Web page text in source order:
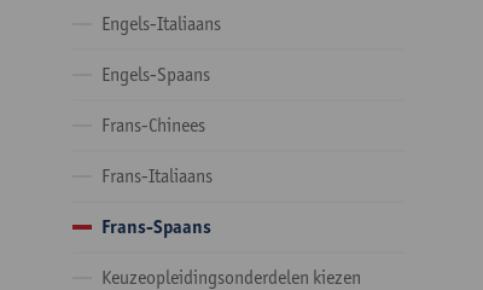
Engels-Italiaans
Engels-Spaans
Frans-Chinees
Frans-Italiaans
Frans-Spaans
Keuzeopleidingsonderdelen kiezen